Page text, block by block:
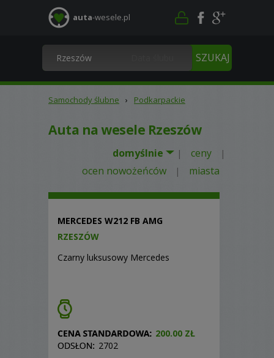
auta-wesele.pl
Samochody ślubne › Podkarpackie
Auta na wesele Rzeszów
domyślnie | ceny |
ocen nowożeńców | miasta
MERCEDES W212 FB AMG
RZESZÓW
Czarny luksusowy Mercedes
200.00 ZŁ
2702